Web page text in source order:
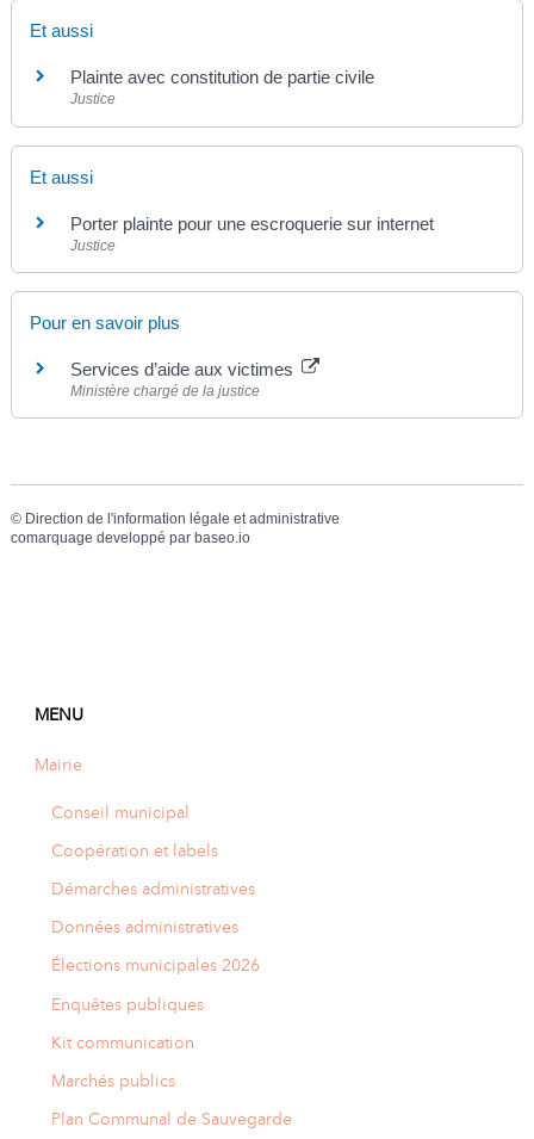
Et aussi
Plainte avec constitution de partie civile
Justice
Et aussi
Porter plainte pour une escroquerie sur internet
Justice
Pour en savoir plus
Services d’aide aux victimes
Ministère chargé de la justice
© Direction de l'information légale et administrative
comarquage developpé par baseo.io
MENU
Mairie
Conseil municipal
Coopération et labels
Démarches administratives
Données administratives
Élections municipales 2026
Enquêtes publiques
Kit communication
Marchés publics
Plan Communal de Sauvegarde